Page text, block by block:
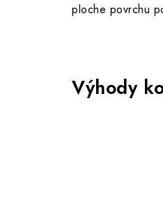
ploche povrchu
Výhody